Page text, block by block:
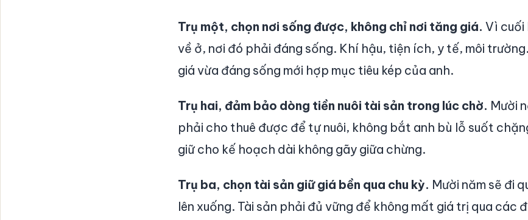
Trụ một, chọn nơi sống được, không chỉ nơi tăng giá. Vì cuối
về ở, nơi đó phải đáng sống. Khí hậu, tiện ích, y tế, môi
giá vừa đáng sống mới hợp mục tiêu kép của anh.
Trụ hai, đảm bảo dòng tiền nuôi tài sản trong lúc chờ. Mười
phải cho thuê được để tự nuôi, không bắt anh bù lỗ suốt
giữ cho kế hoạch dài không gãy giữa chừng.
Trụ ba, chọn tài sản giữ giá bền qua chu kỳ. Mười năm sẽ đi
lên xuống. Tài sản phải đủ vững để không mất giá trị qua